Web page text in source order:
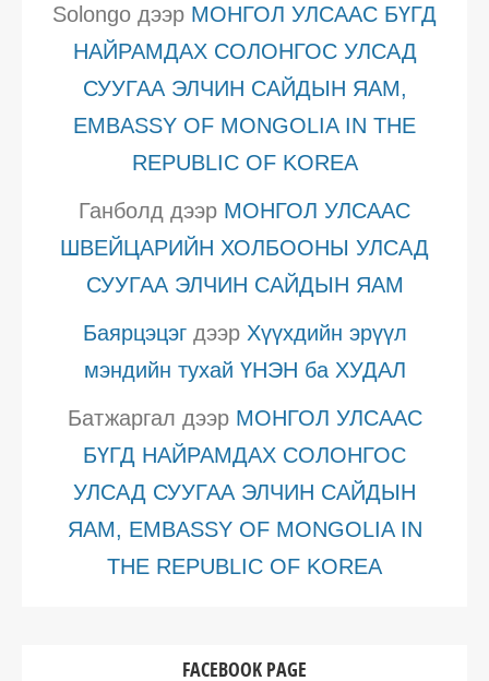
Solongo дээр МОНГОЛ УЛСААС БҮГД
НАЙРАМДАХ СОЛОНГОС УЛСАД
СУУГАА ЭЛЧИН САЙДЫН ЯАМ,
EMBASSY OF MONGOLIA IN THE
REPUBLIC OF KOREA
Ганболд дээр МОНГОЛ УЛСААС
ШВЕЙЦАРИЙН ХОЛБООНЫ УЛСАД
СУУГАА ЭЛЧИН САЙДЫН ЯАМ
Баярцэцэгдээр Хүүхдийн эрүүл
мэндийн тухай ҮНЭН ба ХУДАЛ
Батжаргал дээр МОНГОЛ УЛСААС
БҮГД НАЙРАМДАХ СОЛОНГОС
УЛСАД СУУГАА ЭЛЧИН САЙДЫН
ЯАМ, EMBASSY OF MONGOLIA IN
THE REPUBLIC OF KOREA
FACEBOOK PAGE